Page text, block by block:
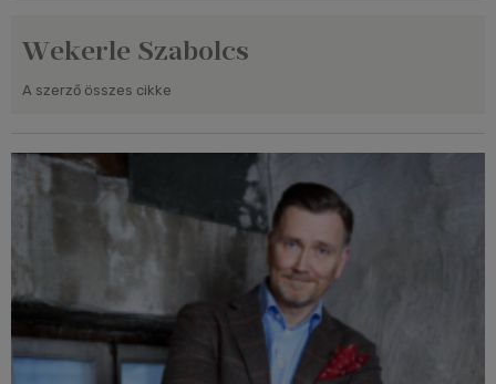
Wekerle Szabolcs
A szerző összes cikke